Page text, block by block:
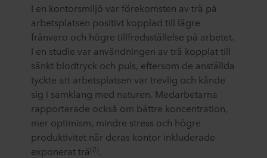
I en kontorsmiljö var förekomsten av trä på
arbetsplatsen positivt kopplad till lägre
frånvaro och högre tillfredsställelse på arbetet.
I en studie var användningen av trä kopplat till
sänkt blodtryck och puls, eftersom de anställda
tyckte att arbetsplatsen var trevlig och kände
sig i samklang med naturen. Medarbetarna
rapporterade också om bättre koncentration,
mer optimism, mindre stress och högre
produktivitet när deras kontor inkluderade
exponerat trä(2).